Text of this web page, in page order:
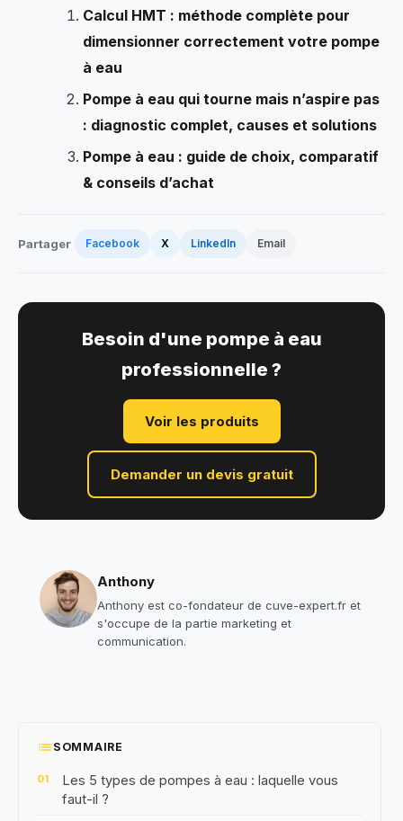
Calcul HMT : méthode complète pour
dimensionner correctement votre pompe
à eau
Pompe à eau qui tourne mais n’aspire pas
: diagnostic complet, causes et solutions
Pompe à eau : guide de choix, comparatif
& conseils d’achat
Partager Facebook X LinkedIn Email
Besoin d'une pompe à eau
professionnelle ?
Voir les produits
Demander un devis gratuit
Anthony
Anthony est co-fondateur de cuve-expert.fr et
s'occupe de la partie marketing et
communication.
list SOMMAIRE
Les 5 types de pompes à eau : laquelle vous
faut-il ?